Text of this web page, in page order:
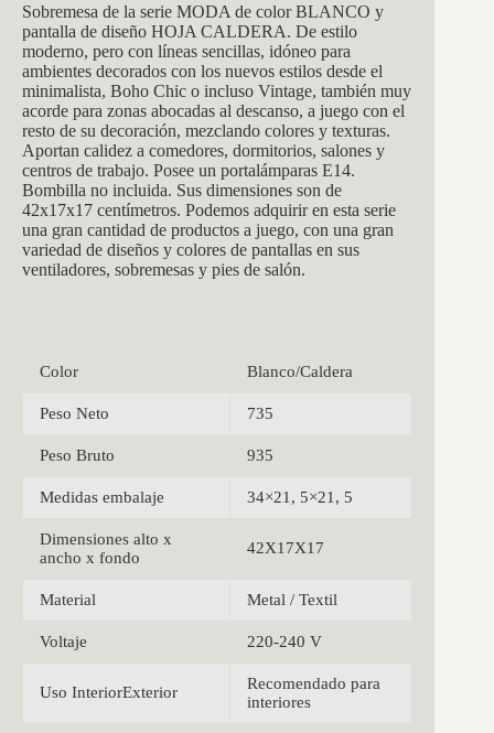
Sobremesa de la serie MODA de color BLANCO y
pantalla de diseño HOJA CALDERA. De estilo
moderno, pero con líneas sencillas, idóneo para
ambientes decorados con los nuevos estilos desde el
minimalista, Boho Chic o incluso Vintage, también muy
acorde para zonas abocadas al descanso, a juego con el
resto de su decoración, mezclando colores y texturas.
Aportan calidez a comedores, dormitorios, salones y
centros de trabajo. Posee un portalámparas E14.
Bombilla no incluida. Sus dimensiones son de
42x17x17 centímetros. Podemos adquirir en esta serie
una gran cantidad de productos a juego, con una gran
variedad de diseños y colores de pantallas en sus
ventiladores, sobremesas y pies de salón.
Color Blanco/Caldera
Peso Neto 735
Peso Bruto 935
Medidas embalaje 34×21, 5×21, 5
Dimensiones alto x
ancho x fondo
42X17X17
Material Metal / Textil
Voltaje 220-240 V
Uso InteriorExterior
Recomendado para
interiores